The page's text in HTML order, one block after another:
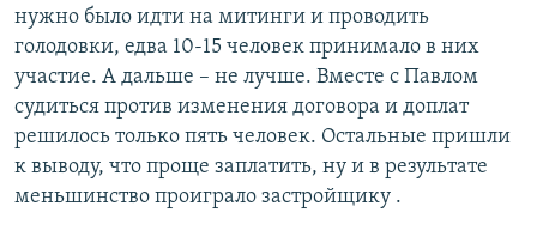
нужно было идти на митинги и проводить
голодовки, едва 10-15 человек принимало в них
участие. А дальше – не лучше. Вместе с Павлом
судиться против изменения договора и доплат
решилось только пять человек. Остальные пришли
к выводу, что проще заплатить, ну и в результате
меньшинство проиграло застройщику .